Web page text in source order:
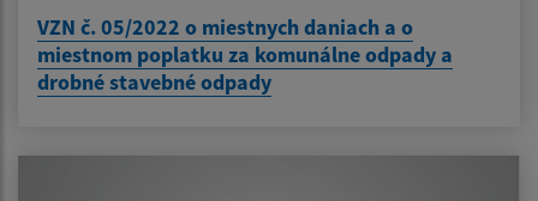
VZN č. 05/2022 o miestnych daniach a o
miestnom poplatku za komunálne odpady a
drobné stavebné odpady